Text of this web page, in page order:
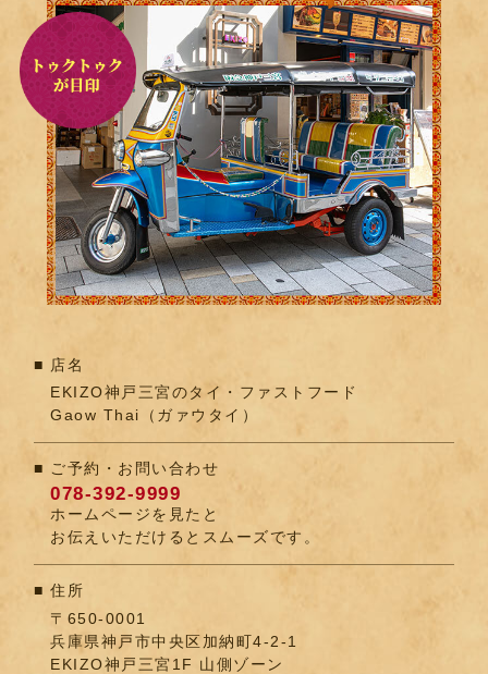
店名
EKIZO神戸三宮のタイ・ファストフード
Gaow Thai（ガァウタイ）
ご予約・お問い合わせ
078-392-9999
ホームページを見たと
お伝えいただけるとスムーズです。
住所
〒650-0001
兵庫県神戸市中央区加納町4-2-1
EKIZO神戸三宮1F 山側ゾーン